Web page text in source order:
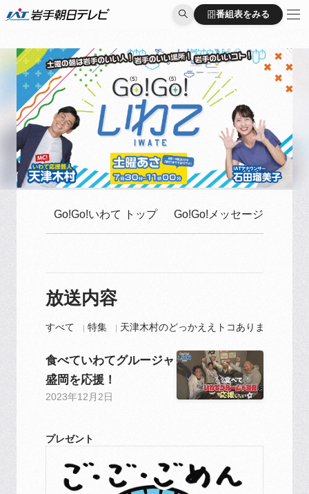
番組表をみる
番組表をみる
Go!Go!いわて トップ Go!Go!メッセージはこち
放送内容
すべて 特集 天津木村のどっかええトコありますか？
食べていわてグルージャ
盛岡を応援！
2023年12月2日
プレゼント